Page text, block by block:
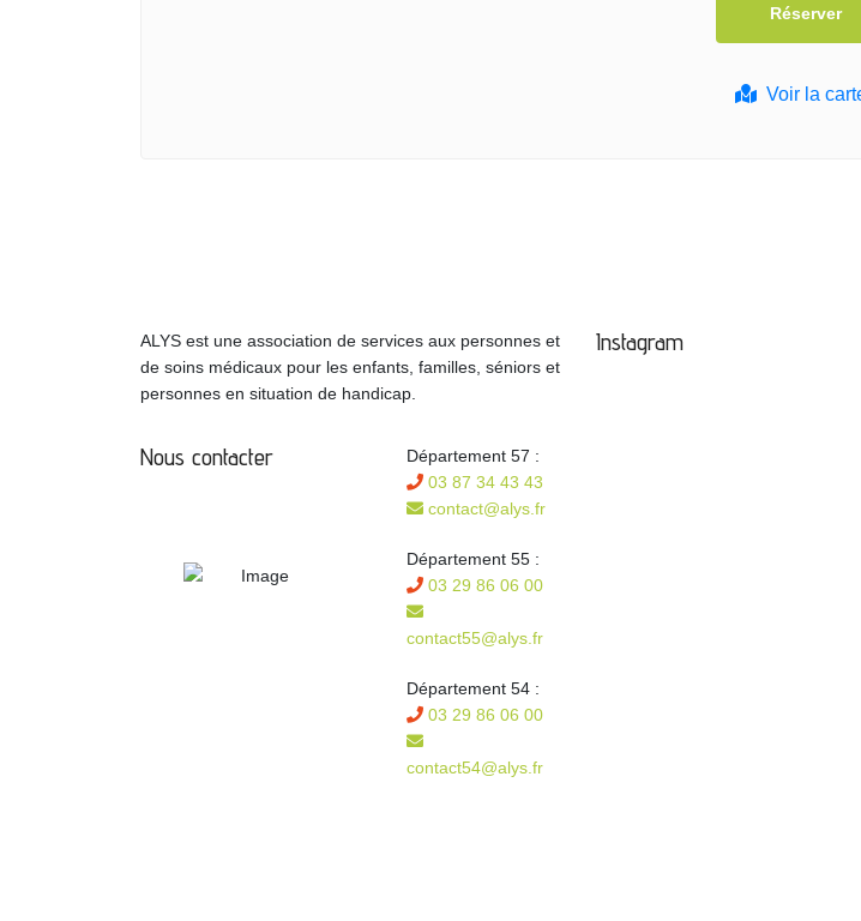
Voir la
ALYS est une association de services aux personnes et
de soins médicaux pour les enfants, familles, séniors et
personnes en situation de handicap.
Nous contacter
Département 57 :
03 87 34 43 43
contact@alys.fr
Département 55 :
03 29 86 06 00
contact55@alys.fr
Département 54 :
03 29 86 06 00
contact54@alys.fr
Instagram